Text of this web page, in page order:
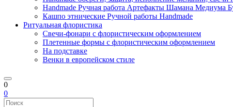
Handmade Ручная работа Артефакты Шамана Медиума
Кашпо этнические Ручной работы Handmade
Ритуальная флористика
Свечи-фонари с флористическим оформлением
Плетенные формы с флористическим оформлением
На подставке
Венки в европейском стиле
0
0